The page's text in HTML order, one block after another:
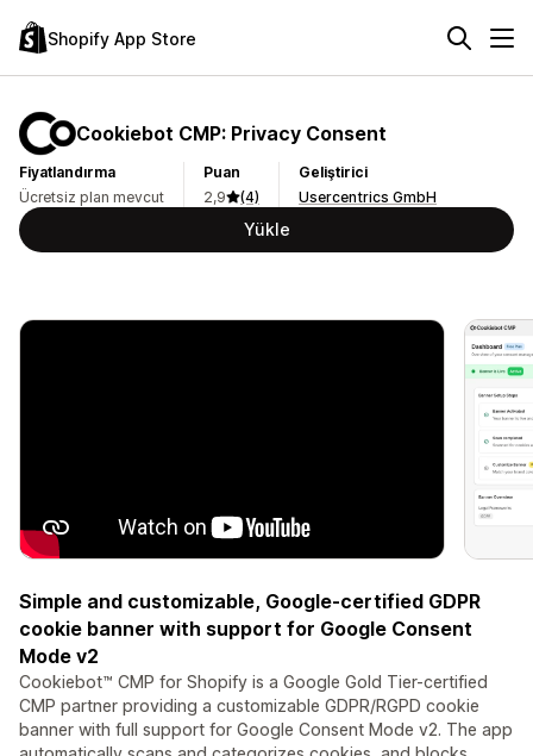
Shopify App Store
Cookiebot CMP: Privacy Consent
Fiyatlandırma
Ücretsiz plan mevcut
Puan
2,9
(4)
Geliştirici
Usercentrics GmbH
Yükle
Simple and customizable, Google-certified GDPR
cookie banner with support for Google Consent
Mode v2
Cookiebot™ CMP for Shopify is a Google Gold Tier-certified
CMP partner providing a customizable GDPR/RGPD cookie
banner with full support for Google Consent Mode v2. The app